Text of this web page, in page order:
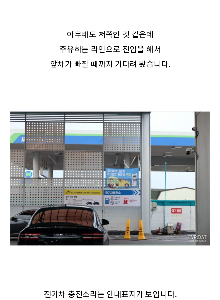
아무래도 저쪽인 것 같은데
주유하는 라인으로 진입을 해서
앞차가 빠질 때까지 기다려 봤습니다.
전기차 충전소라는 안내표지가 보입니다.